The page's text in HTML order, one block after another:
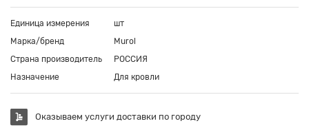
Единица измерения
шт
Марка/бренд
Murol
Страна производитель
РОССИЯ
Назначение
Для кровли
Оказываем услуги доставки по городу